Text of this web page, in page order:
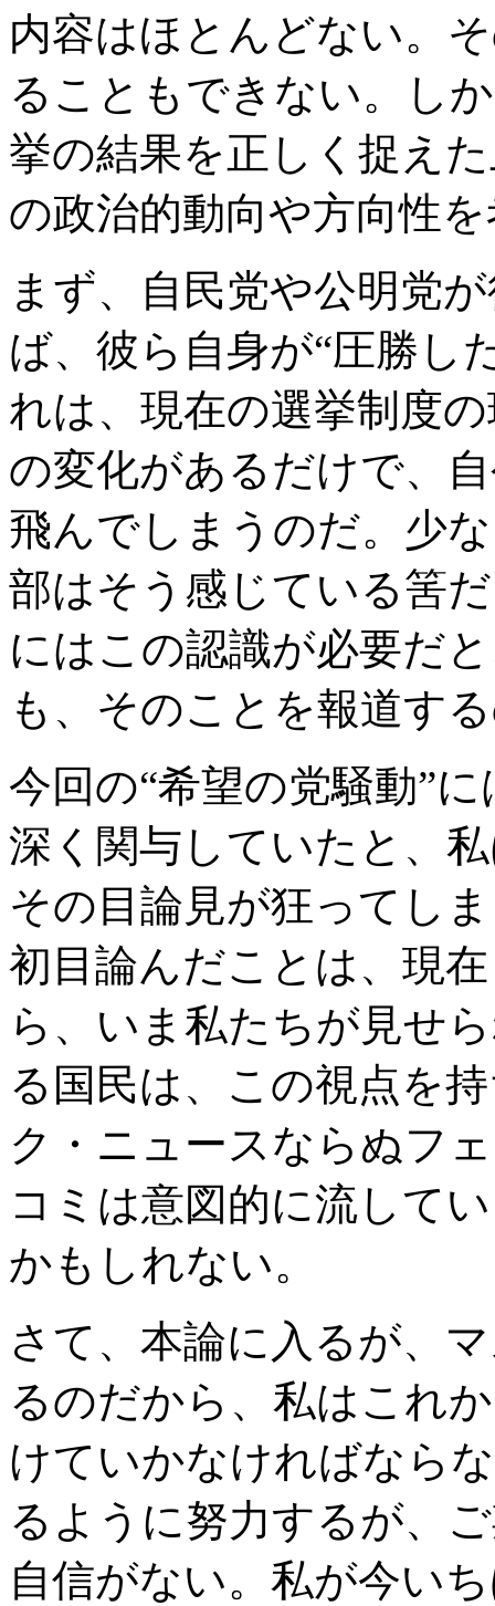
内容はほとんどない。
ることもできない。し
挙の結果を正しく捉え
の政治的動向や方向性
まず、自民党や公明党
ば、彼ら自身が“圧勝し
れは、現在の選挙制度
の変化があるだけで、
飛んでしまうのだ。少
部はそう感じている筈
にはこの認識が必要だ
も、そのことを報道す
今回の“希望の党騒動”
深く関与していたと、
その目論見が狂ってし
初目論んだことは、現
ら、いま私たちが見せ
る国民は、この視点を
ク・ニュースならぬフ
コミは意図的に流して
かもしれない。
さて、本論に入るが、
るのだから、私はこれ
けていかなければなら
るように努力するが、
自信がない。私が今い